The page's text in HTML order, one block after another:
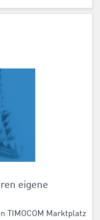
eigene
TIMOCOM Marktplatz